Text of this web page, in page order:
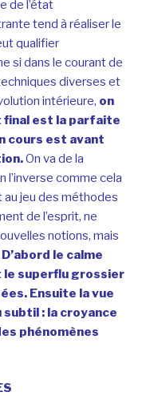
de l’état
tend à réaliser le
qualifier
si dans le courant de
diverses et
intérieure, on
final est la parfaite
cours est avant
On va de la
l’inverse comme cela
au jeu des méthodes
de l’esprit, ne
notions, mais
D’abord le calme
le superflu grossier
Ensuite la vue
: la croyance
phénomènes